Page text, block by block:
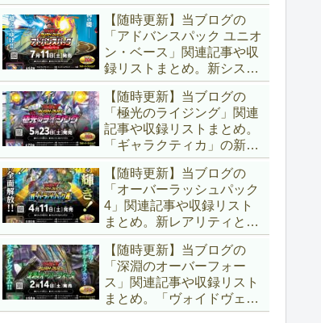
ンズ」は相手モンスターを
リリース！！また、新テー
マとして「救惺」、「ヘル
シィ」、「ゴエゴエ」も登
場です！！【遊戯王ラッシ
ュデュエル】
【随時更新】当ブログの
「アドバンスパック ユニオ
ン・ベース」関連記事や収
録リストまとめ。新システ
ム「ユニオンフュージョ
ン」の登場により、ようや
く原作さながらの「ＸＹ
Ｚ」が使用可能となりまし
た！！【遊戯王ラッシュデ
ュエル】
【随時更新】当ブログの
「極光のライジング」関連
記事や収録リストまとめ。
「ギャラクティカ」の新た
なフュージョンモンスター
やイラスト違い、「報道」
の強化に加え、幻竜族の新
テーマ「纏竜」も登場で
す！！【遊戯王ラッシュデ
ュエル】
【随時更新】当ブログの
「オーバーラッシュパック
4」関連記事や収録リスト
まとめ。新レアリティとし
てフルオーバーラッシュレ
ア仕様が初登場！！そし
て、OCGの大人気テーマ
「霊使い」も同時に実装さ
れています！！【遊戯王ラ
【随時更新】当ブログの
「深淵のオーバーフォー
ス」関連記事や収録リスト
まとめ。「ヴォイドヴェル
グ」や「夢中」、「ラ